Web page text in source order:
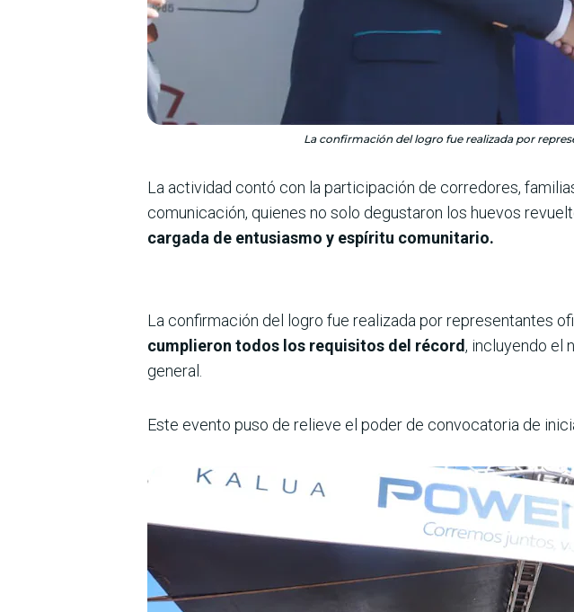
La confirmación del logro fue realizada por
La actividad contó con la participación de corredores,
comunicación, quienes no solo degustaron los huevos
cargada de entusiasmo y espíritu comunitario.
La confirmación del logro fue realizada por representantes
cumplieron todos los requisitos del récord, incluyendo el
general.
Este evento puso de relieve el poder de convocatoria de